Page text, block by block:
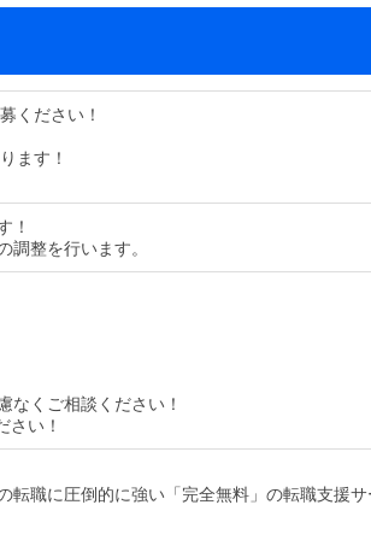
ください！
ます！
！
調整を行います。
なくご相談ください！
さい！
転職に圧倒的に強い「完全無料」の転職支援サ